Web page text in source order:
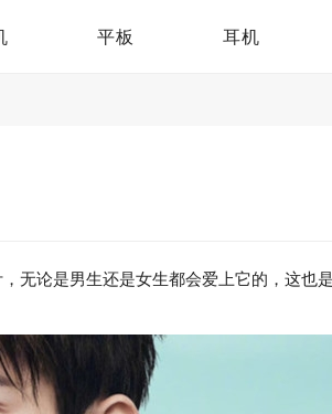
平板 耳机
无论是男生还是女生都会爱上它的，这也